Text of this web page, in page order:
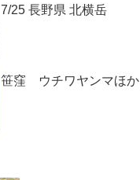
7/25 長野県 北横岳
笹窪 ウチワヤンマほか